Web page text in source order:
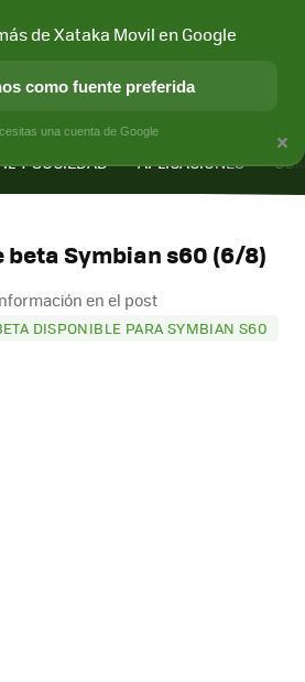
Y SOCIEDAD APLICACIONES
beta Symbian s60 (6/8)
en el post
DISPONIBLE PARA SYMBIAN S60
×
de Xataka Movil en Google
como fuente preferida
una cuenta de Google